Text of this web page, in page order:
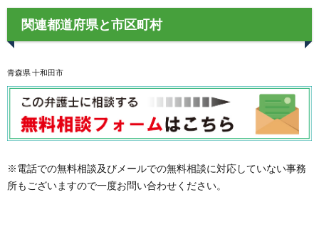
関連都道府県と市区町村
青森県 十和田市
※電話での無料相談及びメールでの無料相談に対応していない事務
所もございますので一度お問い合わせください。